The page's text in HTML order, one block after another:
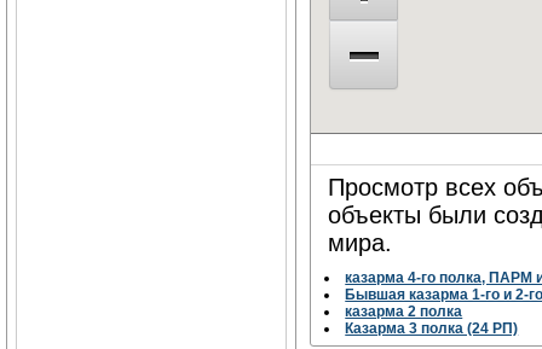
Просмотр всех
объекты были
мира.
казарма 4-го полка, ПАРМ
Бывшая казарма 1-го и 2-
казарма 2 полка
Казарма 3 полка (24 РП)